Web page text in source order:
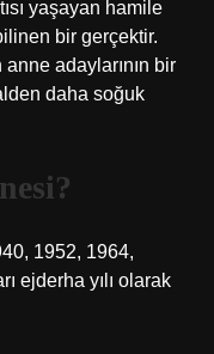
yaşayan hamile
bir gerçektir.
adaylarının bir
daha soğuk
1952, 1964,
ejderha yılı olarak